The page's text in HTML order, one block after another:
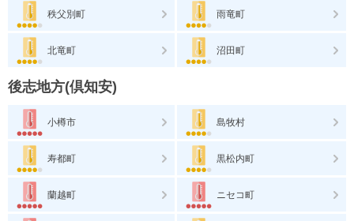
秩父別町 雨竜町
北竜町 沼田町
後志地方(倶知安)
小樽市 島牧村
寿都町 黒松内町
蘭越町 ニセコ町